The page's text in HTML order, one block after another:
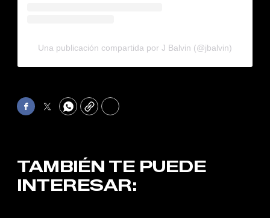
Una publicación compartida por J Balvin (@jbalvin)
FacebookTwitterWhatsApp
Copy Print
TAMBIÉN TE PUEDE
INTERESAR: